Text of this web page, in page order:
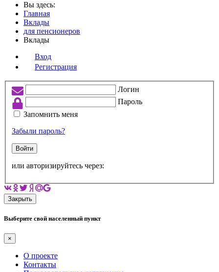
Вы здесь:
Главная
Вклады
для пенсионеров
Вклады
Вход
Регистрация
Логин
Пароль
Запомнить меня
Забыли пароль?
Войти
или авторизируйтесь через:
Закрыть
Выберите свой населенный пункт
×
О проекте
Контакты